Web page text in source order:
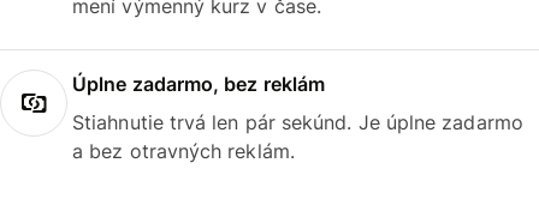
mení výmenný kurz v čase.
Úplne zadarmo, bez reklám
Stiahnutie trvá len pár sekúnd. Je úplne zadarmo
a bez otravných reklám.